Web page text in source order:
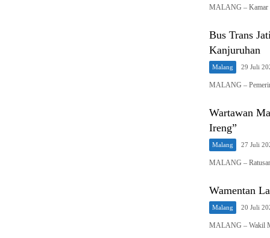
MALANG – Kamar
Bus Trans
Kanjuruhan
Malang 29 Juli
MALANG –
Wartawan
Ireng”
Malang 27 Juli
MALANG –
Wamentan
Malang 20 Juli
MALANG – Wakil